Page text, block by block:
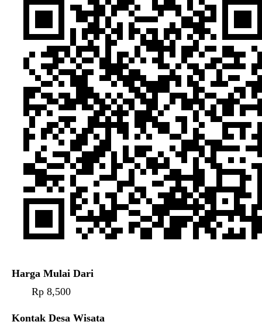
Harga Mulai Dari
Rp 8,500
Kontak Desa Wisata